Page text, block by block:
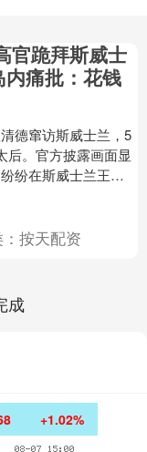
官跪拜斯威士
痛批：花钱
德窜访斯威士兰，5
后。官方披露画面显
纷在斯威士兰王太
内媒体人谢寒冰5日
....
：按天配资
成
+1.02%